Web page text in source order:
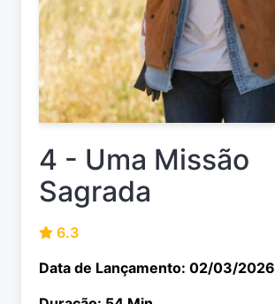
4 - Uma Missão
Sagrada
6.3
Data de Lançamento: 02/03/2026